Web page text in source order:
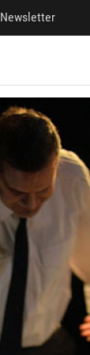
Newsletter